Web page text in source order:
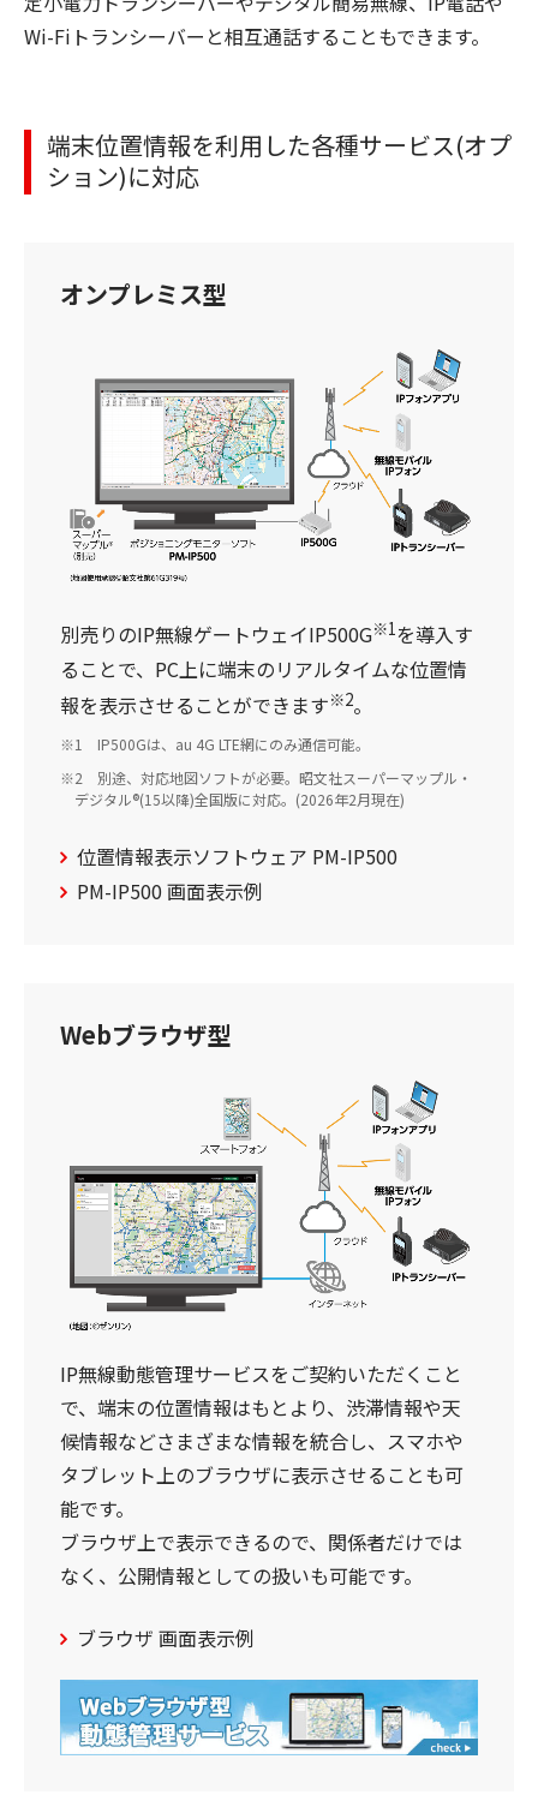
Wi-Fiトランシーバーと相互通話することもできます。
端末位置情報を利用した各種サービス(オプ
ション)に対応
オンプレミス型
別売りのIP無線ゲートウェイIP500G※1を導入す
ることで、PC上に端末のリアルタイムな位置情
報を表示させることができます※2。
1 IP500Gは、au 4G LTE網にのみ通信可能。
2 別途、対応地図ソフトが必要。昭文社スーパーマップル・
デジタル®(15以降)全国版に対応。(2026年2月現在)
位置情報表示ソフトウェア PM-IP500
PM-IP500 画面表示例
Webブラウザ型
IP無線動態管理サービスをご契約いただくこと
で、端末の位置情報はもとより、渋滞情報や天
候情報などさまざまな情報を統合し、スマホや
タブレット上のブラウザに表示させることも可
能です。
ブラウザ上で表示できるので、関係者だけでは
なく、公開情報としての扱いも可能です。
ブラウザ 画面表示例